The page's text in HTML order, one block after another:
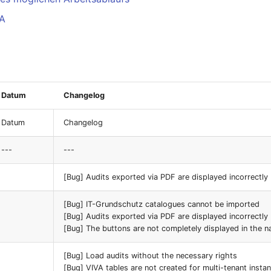
Datum Changelog
Datum Changelog
--- ---
[Bug] Audits exported via PDF are displayed incorrectly
[Bug] IT-Grundschutz catalogues cannot be imported
[Bug] Audits exported via PDF are displayed incorrectly
[Bug] The buttons are not completely displayed in the
[Bug] Load audits without the necessary rights
[Bug] VIVA tables are not created for multi-tenant